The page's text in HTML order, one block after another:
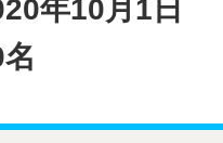
年10月1日